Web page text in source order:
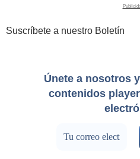
Suscríbete a nuestro Boletín
Únete a nosotros
contenidos